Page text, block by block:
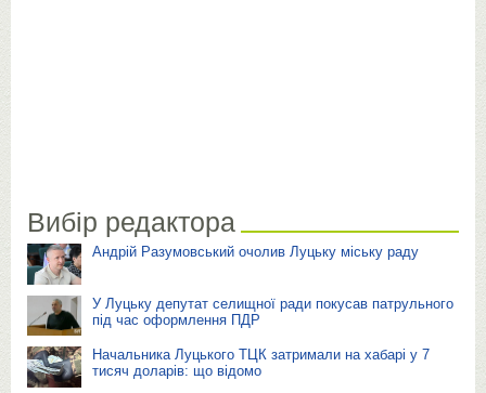
Вибір редактора
Андрій Разумовський очолив Луцьку міську раду
У Луцьку депутат селищної ради покусав патрульного
під час оформлення ПДР
Начальника Луцького ТЦК затримали на хабарі у 7
тисяч доларів: що відомо